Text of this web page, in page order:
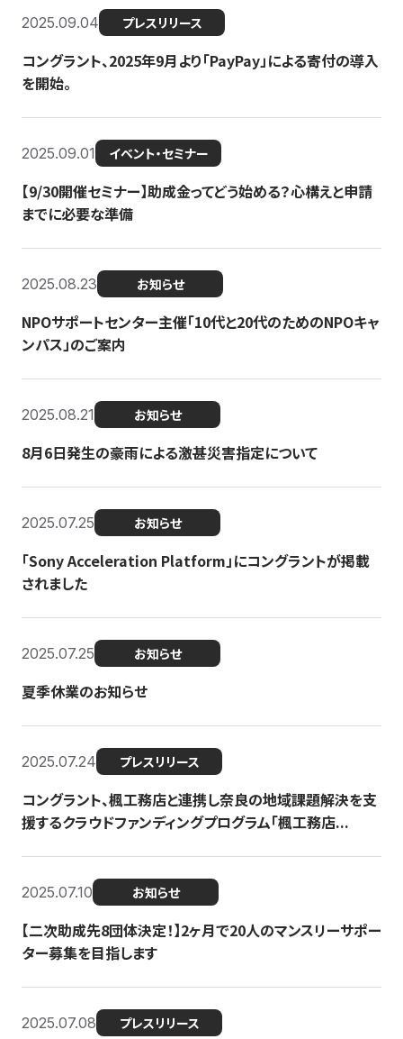
2025.09.04 プレスリリース
コングラント、2025年9月より「PayPay」による寄付の導入
を開始。
2025.09.01 イベント・セミナー
【9/30開催セミナー】助成金ってどう始める？心構えと申請
までに必要な準備
2025.08.23 お知らせ
NPOサポートセンター主催「10代と20代のためのNPOキャ
ンパス」のご案内
2025.08.21 お知らせ
8月6日発生の豪雨による激甚災害指定について
2025.07.25 お知らせ
「Sony Acceleration Platform」にコングラントが掲載
されました
2025.07.25 お知らせ
夏季休業のお知らせ
2025.07.24 プレスリリース
コングラント、楓工務店と連携し奈良の地域課題解決を支
援するクラウドファンディングプログラム「楓工務店...
2025.07.10 お知らせ
【二次助成先8団体決定！】2ヶ月で20人のマンスリーサポー
ター募集を目指します
2025.07.08 プレスリリース